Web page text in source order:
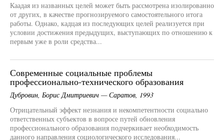
Каадая из названных целей может быть рассмотрена изолированно
от других, в качестве прогнозируемого самостоятельного итога
работы. Однако, кадцая из последующих целей реализуется при
условии достижения предыдущих, выступающих по отношению к
первым уже в роли средства...
Современные социальные проблемы
профессионально-технического образования
Дубровин, Борис Дмитриевич — Саратов, 1993
Отрицательный эффект незнания и некомпетентности социально
ответственных субъектов в вопросе путей обновления
профессионального образования подчеркивает необходимость
данного направления социологического исследования...